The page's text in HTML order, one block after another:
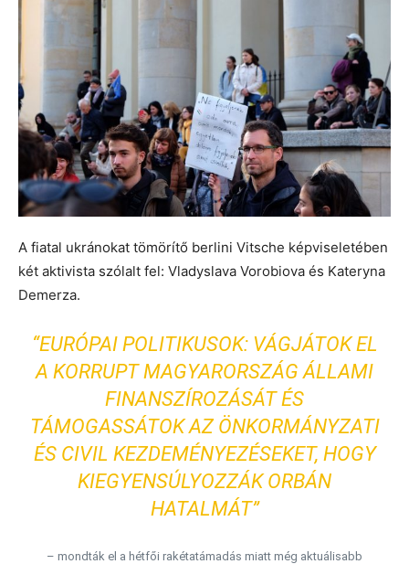
A fiatal ukránokat tömörítő berlini Vitsche képviseletében
két aktivista szólalt fel: Vladyslava Vorobiova és Kateryna
Demerza.
“EURÓPAI POLITIKUSOK: VÁGJÁTOK EL
A KORRUPT MAGYARORSZÁG ÁLLAMI
FINANSZÍROZÁSÁT ÉS
TÁMOGASSÁTOK AZ ÖNKORMÁNYZATI
ÉS CIVIL KEZDEMÉNYEZÉSEKET, HOGY
KIEGYENSÚLYOZZÁK ORBÁN
HATALMÁT”
– mondták el a hétfői rakétatámadás miatt még aktuálisabb